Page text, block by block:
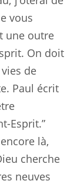
vous
une outre
On doit
de
Paul écrit
Esprit.”
là,
cherche
neuves